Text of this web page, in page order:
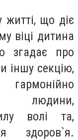
що діє
віці дитина
згадає про
іншу секцію,
людини,
волі та,
здоров`я.